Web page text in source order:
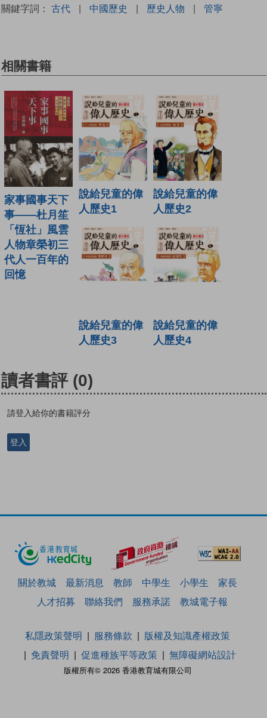
關鍵字詞： 古代 | 中國歷史 | 歷史人物 | 管寧
相關書籍
家事國事天下
事——杜月笙
「恆社」風雲
人物章榮初三
代人一百年的
回憶
說給兒童的偉
人歷史1
說給兒童的偉
人歷史2
說給兒童的偉
人歷史3
說給兒童的偉
人歷史4
讀者書評 (0)
請登入給你的書籍評分
登入
關於教城 最新消息 教師 中學生 小學生
家長
人才招募
聯絡我們 服務承諾 教城電子報
版權所有© 2026 香港教育城有限公司
私隱政策聲明 服務條款
版權及知識產權政策
免責聲明
促進種族平等政策 無障礙網站設計